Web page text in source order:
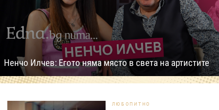
Ненчо Илчев: Егото няма място в света на артистите
ЛЮБОПИТНО